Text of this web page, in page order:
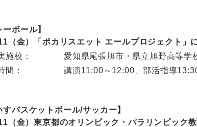
ボール】
（金）「ポカリスエット エールプロジェクト」
校：
愛知県尾張旭市・県立旭野高等学
：
講演11:00～12:00、部活指導
バスケットボール/サッカー】
（金）東京都のオリンピック・パラリンピック